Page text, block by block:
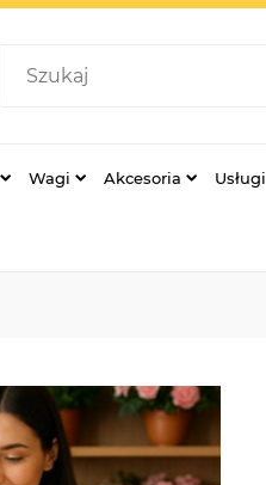
Wagi Akcesoria Usługi